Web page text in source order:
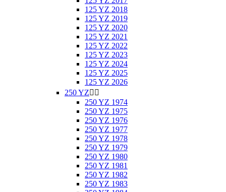
125 YZ 2018
125 YZ 2019
125 YZ 2020
125 YZ 2021
125 YZ 2022
125 YZ 2023
125 YZ 2024
125 YZ 2025
125 YZ 2026
250 YZ 
250 YZ 1974
250 YZ 1975
250 YZ 1976
250 YZ 1977
250 YZ 1978
250 YZ 1979
250 YZ 1980
250 YZ 1981
250 YZ 1982
250 YZ 1983